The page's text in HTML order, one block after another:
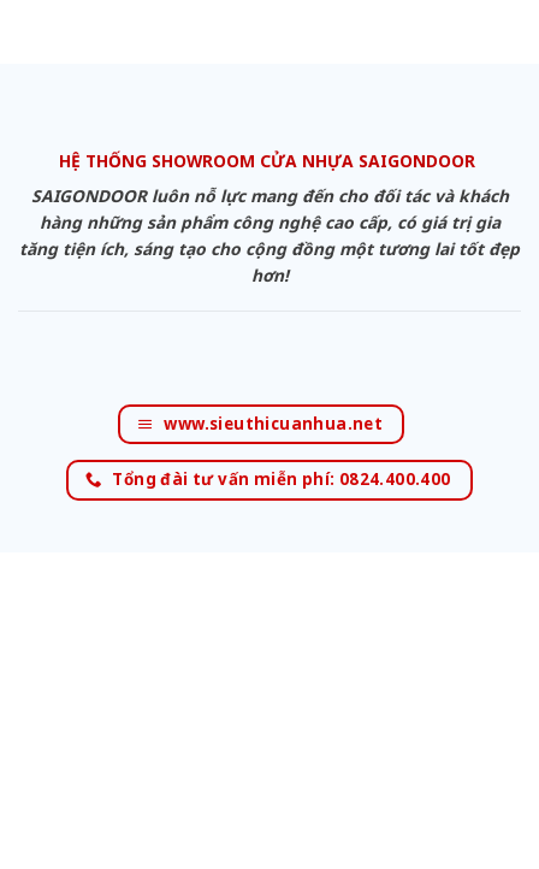
HỆ THỐNG SHOWROOM CỬA NHỰA SAIGONDOOR
SAIGONDOOR luôn nỗ lực mang đến cho đối tác và khách
hàng những sản phẩm công nghệ cao cấp, có giá trị gia
tăng tiện ích, sáng tạo cho cộng đồng một tương lai tốt đẹp
hơn!
www.sieuthicuanhua.net
Tổng đài tư vấn miễn phí: 0824.400.400